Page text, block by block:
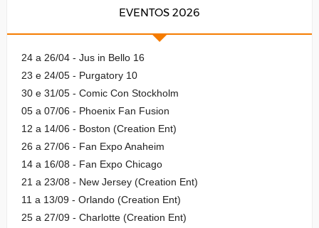
EVENTOS 2026
24 a 26/04 - Jus in Bello 16
23 e 24/05 - Purgatory 10
30 e 31/05 - Comic Con Stockholm
05 a 07/06 - Phoenix Fan Fusion
12 a 14/06 - Boston (Creation Ent)
26 a 27/06 - Fan Expo Anaheim
14 a 16/08 - Fan Expo Chicago
21 a 23/08 - New Jersey (Creation Ent)
11 a 13/09 - Orlando (Creation Ent)
25 a 27/09 - Charlotte (Creation Ent)